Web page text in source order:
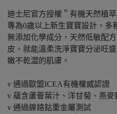
迪士尼官方授權＂有機天然植萃
專為0歲以上新生寶寶設計，多
無添加化學成分，天然低敏配
皮，就能溫柔洗淨寶寶分泌旺
嫩不乾澀的肌膚。
v 通過歐盟ICEA有機權威認證
v 蘊含蘆薈葉汁、洋甘菊、燕麥
v 通過鎳鉻鈷重金屬測試